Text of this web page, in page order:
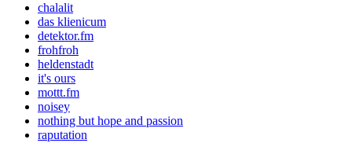
chalalit
das klienicum
detektor.fm
frohfroh
heldenstadt
it's ours
mottt.fm
noisey
nothing but hope and passion
raputation